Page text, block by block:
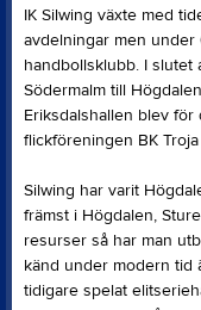
IK Silwing växte med
avdelningar men
handbollsklubb. I slutet
Södermalm till
Eriksdalshallen blev
flickföreningen BK
Silwing har varit
främst i Högdalen,
resurser så har man
känd under modern tid
tidigare spelat